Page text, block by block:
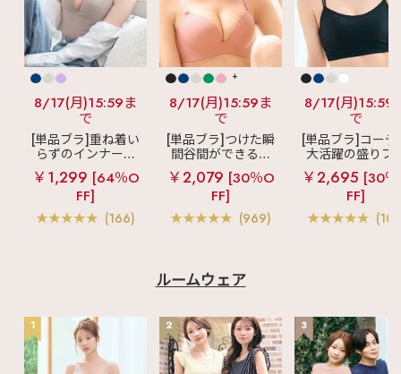
8/17(月)15:59ま
で
[単品ブラ]重ね着い
らずのインナーブ
ラ
リッチバスト
ブラトップ (ワイヤ
ー入り)
￥1,299 [64％O
FF]
(166)
+
8/17(月)15:59ま
で
[単品ブラ]つけた瞬
間谷間ができるシ
ームレスブラ
超
盛ブラ(R) シームレ
ス 単品ブラジャー
￥2,079 [30％O
FF]
(969)
8/17(月)15:59
で
[単品ブラ]コーデ
大活躍の盛りブ
ショートレン
ス ブラトップ 超
ブラ(R) 単品ブ
ャー
￥2,695 [30
FF]
ルームウェア
1 2 3